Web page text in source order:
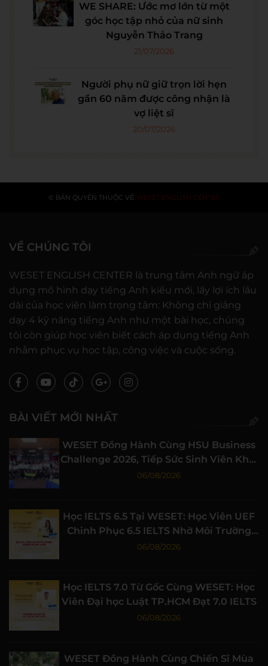
WE SHARE: Ước mơ lớn từ một
góc học tập nhỏ của nữ sinh
Nguyễn Thảo Trang
21/07/2026
Người phụ nữ giữ trọn lời hẹn
gần 60 năm được công nhận là
vợ liệt sĩ
20/07/2026
© BẢN QUYỀN THUỘC VỀ WESET ENGLISH CENTER
VỀ CHÚNG TÔI
WESET ENGLISH CENTER là trung tâm Anh ngữ áp
dụng mô hình dạy tiếng Anh kiểu mới, lấy lợi ích lâu
dài của học viên làm trọng tâm: Không chỉ giảng
dạy 4 kỹ năng tiếng Anh như một bài học, chúng
tôi còn giúp học viên biết cách áp dụng tiếng Anh
nhằm phục vụ học tập, công việc và cuộc sống.
BÀI VIẾT MỚI NHẤT
WESET Đồng Hành Cùng HSU Business
Challenge 2026, Tiếp Sức Sinh Viên Khởi
Nghiệp
06/08/2026
Học IELTS 6.5 Tại WESET: Học Viên UEF
Chinh Phục 6.5 IELTS Nhờ Môi Trường
Học Tập Chất Lượng
06/08/2026
Học IELTS 7.0 Từ Gốc Cùng WESET: Học
Viên Đại học Luật TP.HCM Đạt 7.0 IELTS
06/08/2026
WESET Đồng Hành Cùng Chiến Sĩ Mùa